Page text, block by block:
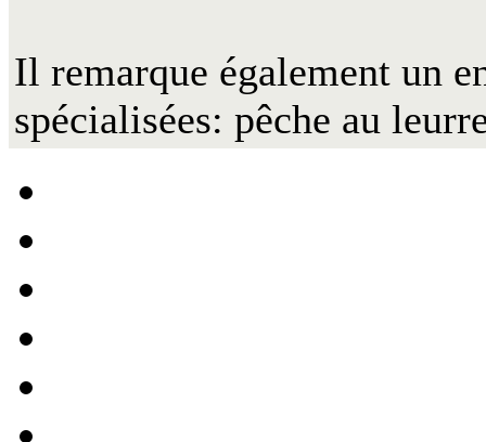
Il remarque également un
spécialisées: pêche au